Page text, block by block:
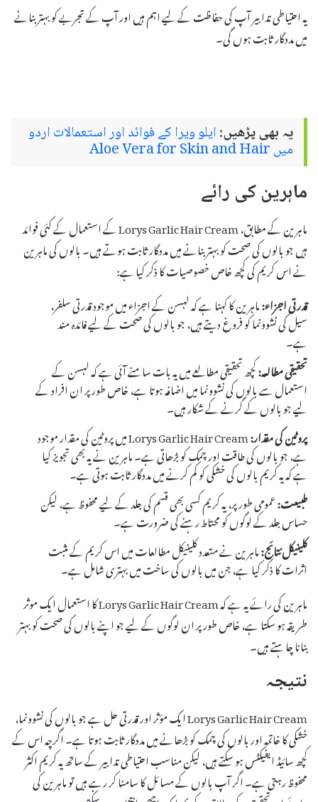
یہ احتیاطی تدابیر آپ کی حفاظت کے لیے اہم ہیں اور آپ کے تجربے کو بہتر بنانے
میں مددگار ثابت ہوں گی۔
یہ بھی پڑھیں:ایلو ویرا کے فوائد اور استعمالات اردو
میں Aloe Vera for Skin and Hair
ماہرین کی رائے
ماہرین کے مطابق، Lorys Garlic Hair Cream کے استعمال کے کئی فوائد
ہیں جو بالوں کی صحت کو بہتر بنانے میں مددگار ثابت ہوتے ہیں۔ بالوں کی ماہرین
نے اس کریم کی کچھ خاص خصوصیات کا ذکر کیا ہے:
قدرتی اجزاء:ماہرین کا کہنا ہے کہ لہسن کے اجزاء میں موجود قدرتی سلفر،
سیل کی نشوونما کو فروغ دیتے ہیں، جو بالوں کی صحت کے لیے فائدہ مند
ہے۔
تحقیقی مطالعہ:کچھ تحقیقی مطالعے میں یہ بات سامنے آئی ہے کہ لہسن کے
استعمال سے بالوں کی نشوونما میں اضافہ ہوتا ہے، خاص طور پر ان افراد کے
لیے جو بالوں کے گرنے کے شکار ہیں۔
پروٹین کی مقدار:
Lorys Garlic Hair Cream میں پروٹین کی مقدار موجود
ہے، جو بالوں کی طاقت اور چمک کو بڑھاتی ہے۔ ماہرین نے یہ بھی تجویز کیا
ہے کہ یہ کریم بالوں کی خشکی کو کم کرنے میں مددگار ثابت ہوتی ہے۔
طبیعت:عمومی طور پر، یہ کریم کسی بھی قسم کی جلد کے لیے محفوظ ہے، لیکن
حساس جلد کے لوگوں کو محتاط رہنے کی ضرورت ہے۔
کلینیکل نتائج:ماہرین نے متعدد کلینیکل مطالعات میں اس کریم کے مثبت
اثرات کا ذکر کیا ہے، جن میں بالوں کی ساخت میں بہتری شامل ہے۔
ماہرین کی رائے یہ ہے کہ Lorys Garlic Hair Cream کا استعمال ایک موثر
طریقہ ہو سکتا ہے، خاص طور پر ان لوگوں کے لیے جو اپنے بالوں کی صحت کو بہتر
بنانا چاہتے ہیں۔
نتیجہ
Lorys Garlic Hair Cream ایک مؤثر اور قدرتی حل ہے جو بالوں کی نشوونما،
خشکی کا خاتمہ اور بالوں کی چمک کو بڑھانے میں مددگار ثابت ہوتا ہے۔ اگرچہ اس کے
کچھ سائیڈ ایفیکٹس ہو سکتے ہیں، لیکن مناسب احتیاطی تدابیر کے ساتھ یہ کریم اکثر
محفوظ رہتی ہے۔ اگر آپ بالوں کے مسائل کا سامنا کر رہے ہیں تو ماہرین کی